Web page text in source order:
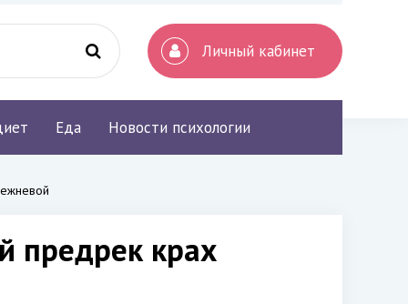
Личный кабинет
Еда Новости психологии
предрек крах